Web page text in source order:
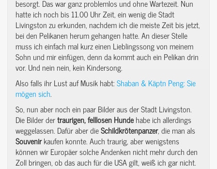
besorgt. Das war ganz problemlos und ohne Wartezeit. Nun
hatte ich noch bis 11.00 Uhr Zeit, ein wenig die Stadt
Livingston zu erkunden, nachdem ich die meiste Zeit bis jetzt,
bei den Pelikanen herum gehangen hatte. An dieser Stelle
muss ich einfach mal kurz einen Lieblingssong von meinem
Sohn und mir einfügen, denn da kommt auch ein Pelikan drin
vor. Und nein nein, kein Kindersong.
Also falls ihr Lust auf Musik habt:Shaban & Käptn Peng: Sie
mögen sich.
So, nun aber noch ein paar Bilder aus der Stadt Livingston.
Die Bilder dertraurigen, felllosenHundehabe ich allerdings
weggelassen. Dafür aber dieSchildkrötenpanzer, die man als
Souvenirkaufen konnte. Auch traurig, aber wenigstens
können wir Europäer solche Andenken nicht mehr durch den
Zoll bringen, ob das auch für die USA gilt, weiß ich gar nicht.